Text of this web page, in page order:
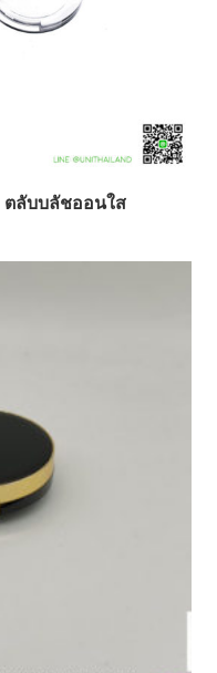
ตลับบลัชออนใส